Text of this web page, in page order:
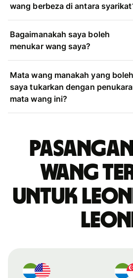
wang berbeza di antara
Bagaimanakah saya boleh
menukar wang saya?
Mata wang manakah yang boleh
saya tukarkan dengan
mata wang ini?
wang
untuk